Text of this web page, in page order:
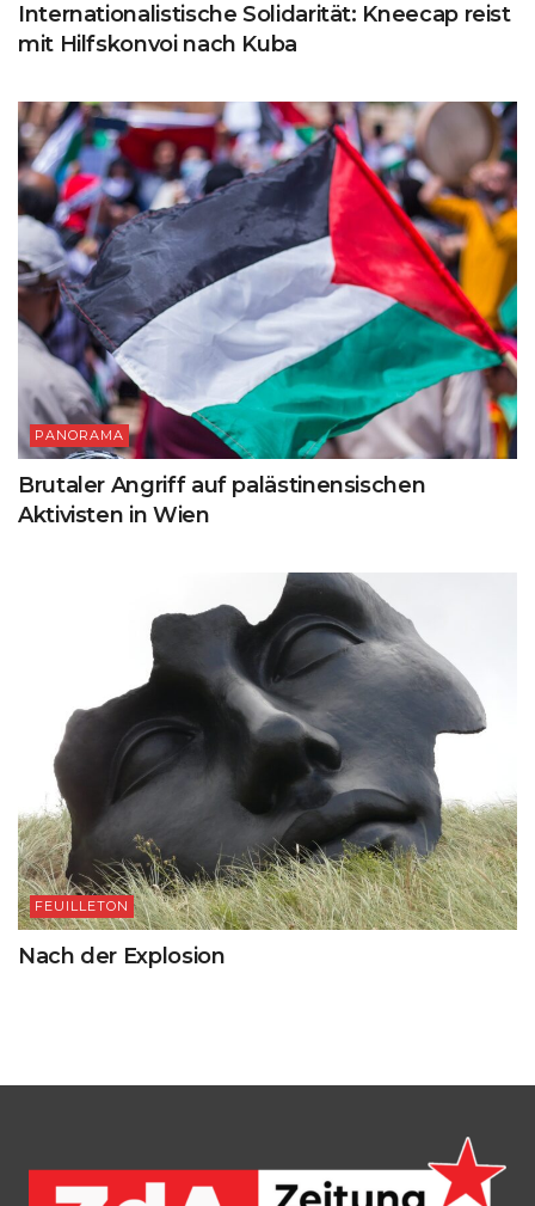
Internationalistische Solidarität: Kneecap reist
mit Hilfskonvoi nach Kuba
PANORAMA
Brutaler Angriff auf palästinensischen
Aktivisten in Wien
FEUILLETON
Nach der Explosion